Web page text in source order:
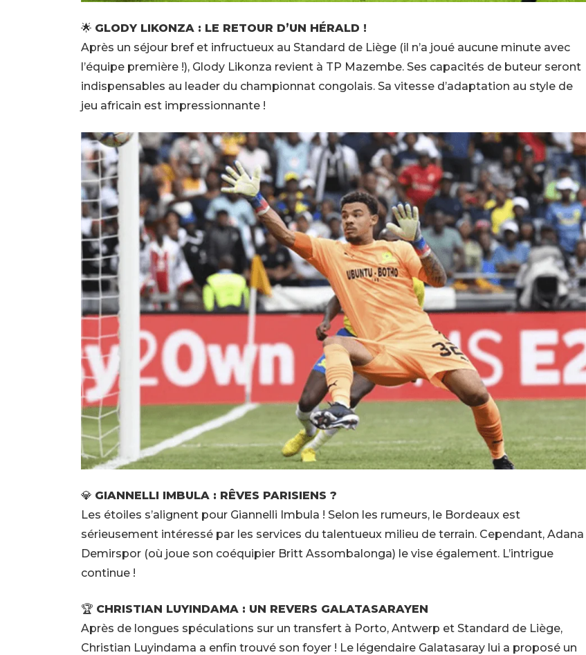
🌟 GLODY LIKONZA : LE RETOUR D’UN HÉRALD !
Après un séjour bref et infructueux au Standard de Liège (il n’a joué aucune minute avec
l’équipe première !), Glody Likonza revient à TP Mazembe. Ses capacités de buteur seront
indispensables au leader du championnat congolais. Sa vitesse d’adaptation au style de
jeu africain est impressionnante !
💎 GIANNELLI IMBULA : RÊVES PARISIENS ?
Les étoiles s’alignent pour Giannelli Imbula ! Selon les rumeurs, le Bordeaux est
sérieusement intéressé par les services du talentueux milieu de terrain. Cependant, Adana
Demirspor (où joue son coéquipier Britt Assombalonga) le vise également. L’intrigue
continue !
🏆 CHRISTIAN LUYINDAMA : UN REVERS GALATASARAYEN
Après de longues spéculations sur un transfert à Porto, Antwerp et Standard de Liège,
Christian Luyindama a enfin trouvé son foyer ! Le légendaire Galatasaray lui a proposé un